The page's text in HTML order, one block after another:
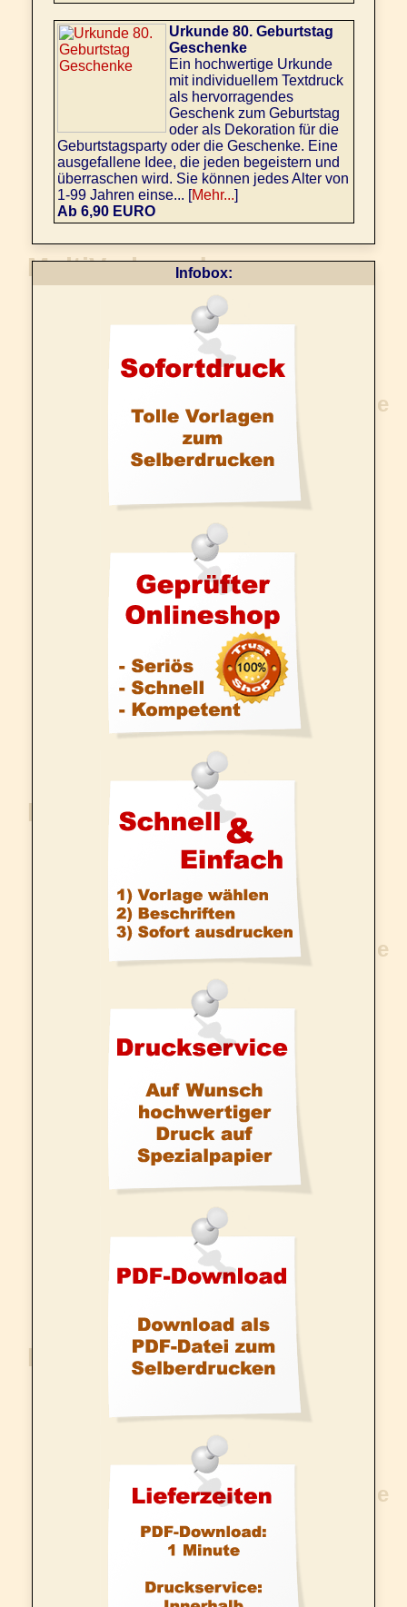
Urkunde 80. Geburtstag
Geschenke
Ein hochwertige Urkunde
mit individuellem Textdruck
als hervorragendes
Geschenk zum Geburtstag
oder als Dekoration für die
Geburtstagsparty oder die Geschenke. Eine
ausgefallene Idee, die jeden begeistern und
überraschen wird. Sie können jedes Alter von
1-99 Jahren einse... [Mehr...]
Ab 6,90 EURO
Infobox: